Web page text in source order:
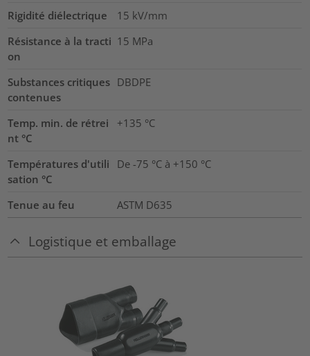
Rigidité diélectrique 15 kV/mm
Résistance à la tracti
on
15 MPa
Substances critiques
contenues
DBDPE
Temp. min. de rétrei
nt °C
+135 °C
Températures d'utili
sation °C
De -75 °C à +150 °C
Tenue au feu ASTM D635
Logistique et emballage